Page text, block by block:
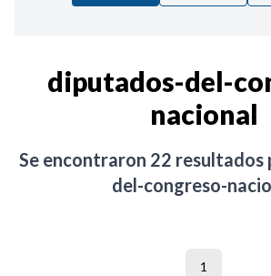
diputados-del-
nacional
Se encontraron 22 resultados
del-congreso-
1